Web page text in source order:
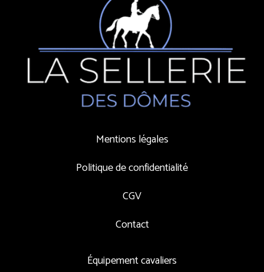
Mentions légales
Politique de confidentialité
CGV
Contact
Équipement cavaliers